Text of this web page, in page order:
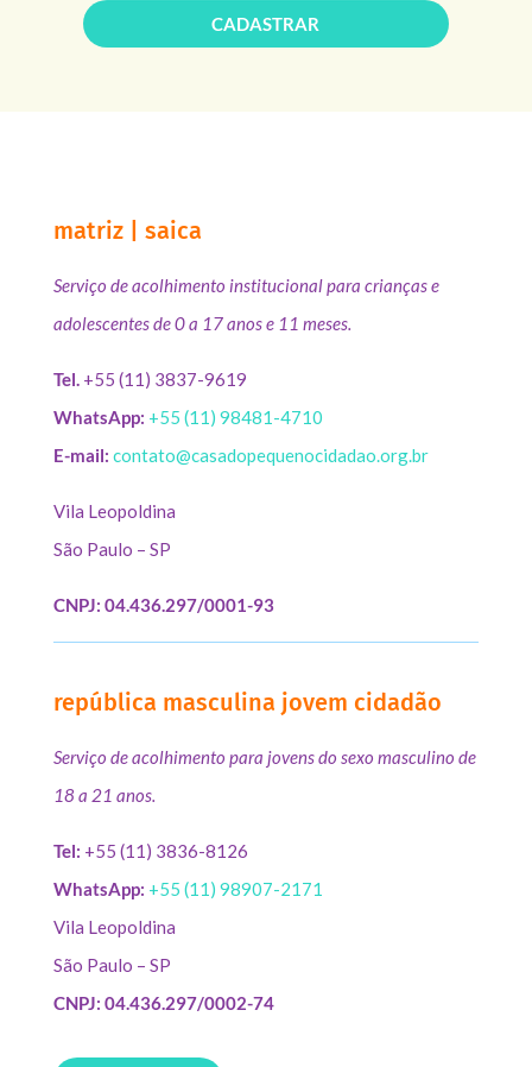
CADASTRAR
matriz | saica
Serviço de acolhimento institucional para crianças e
adolescentes de 0 a 17 anos e 11 meses.
Tel.+55 (11) 3837-9619
WhatsApp: +55 (11) 98481-4710
E-mail: contato@casadopequenocidadao.org.br
Vila Leopoldina
São Paulo – SP
CNPJ: 04.436.297/0001-93
república masculina jovem cidadão
Serviço de acolhimento para jovens do sexo masculino de
18 a 21 anos.
Tel: +55 (11) 3836-8126
WhatsApp: +55 (11) 98907-2171
Vila Leopoldina
São Paulo – SP
CNPJ: 04.436.297/0002-74